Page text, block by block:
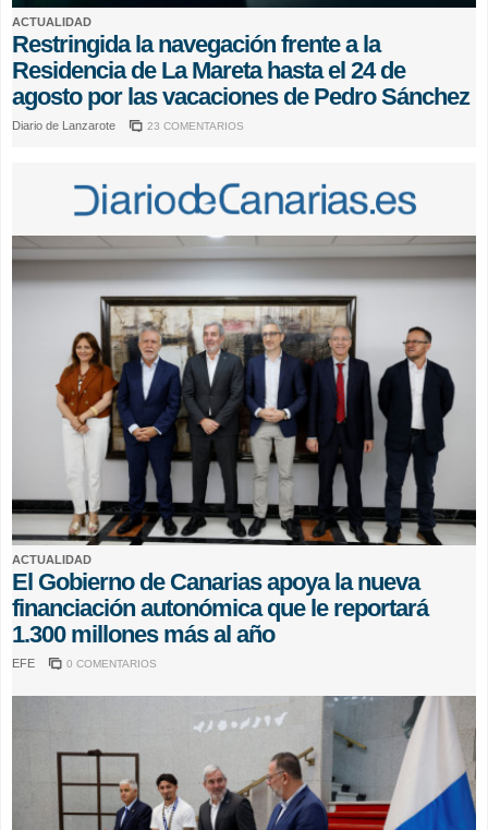
ACTUALIDAD
Restringida la navegación frente a la
Residencia de La Mareta hasta el 24 de
agosto por las vacaciones de Pedro Sánchez
Diario de Lanzarote 23 COMENTARIOS
ACTUALIDAD
El Gobierno de Canarias apoya la nueva
financiación autonómica que le reportará
1.300 millones más al año
EFE 0 COMENTARIOS